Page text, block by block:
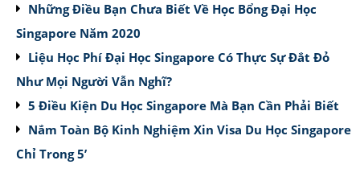
Những Điều Bạn Chưa Biết Về Học Bổng Đại Học
Singapore Năm 2020
Liệu Học Phí Đại Học Singapore Có Thực Sự Đắt Đỏ
Như Mọi Người Vẫn Nghĩ?
5 Điều Kiện Du Học Singapore Mà Bạn Cần Phải Biết
Nắm Toàn Bộ Kinh Nghiệm Xin Visa Du Học Singapore
Chỉ Trong 5’